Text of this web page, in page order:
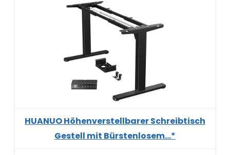
HUANUO Höhenverstellbarer Schreibtisch
Gestell mit Bürstenlosem...*